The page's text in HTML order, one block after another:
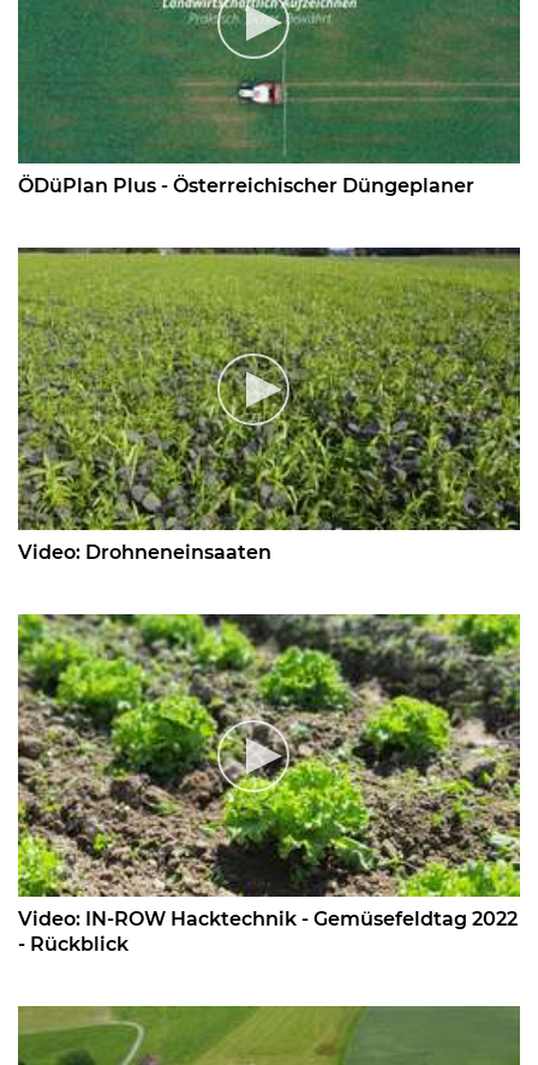
ÖDüPlan Plus - Österreichischer Düngeplaner
Video: Drohneneinsaaten
Video: IN-ROW Hacktechnik - Gemüsefeldtag 2022
- Rückblick